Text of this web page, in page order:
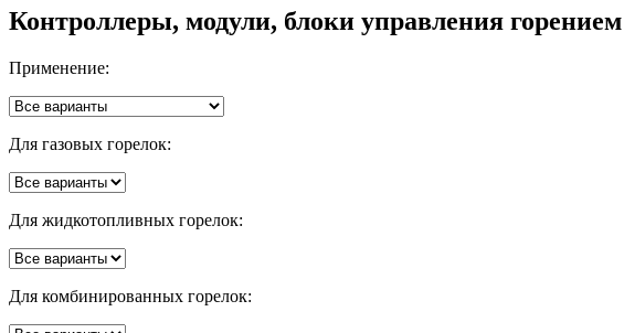
Контроллеры, модули, блоки управления
Применение:
Для газовых горелок:
Для жидкотопливных горелок:
Для комбинированных горелок: